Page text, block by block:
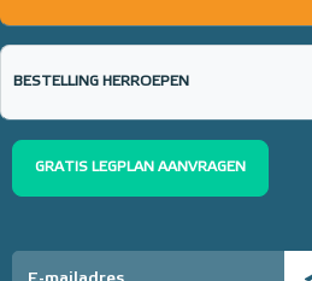
BESTELLING HERROEPEN
GRATIS LEGPLAN AANVRAGEN